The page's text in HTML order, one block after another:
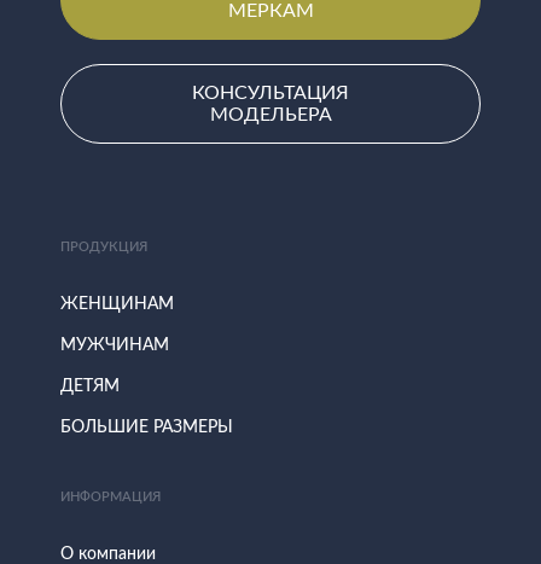
МЕРКАМ
КОНСУЛЬТАЦИЯ
МОДЕЛЬЕРА
ПРОДУКЦИЯ
ЖЕНЩИНАМ
МУЖЧИНАМ
ДЕТЯМ
БОЛЬШИЕ РАЗМЕРЫ
ИНФОРМАЦИЯ
О компании